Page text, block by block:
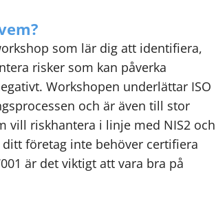
som lär dig att identifiera,
risker som kan påverka
Workshopen underlättar ISO
och är även till stor
vill riskhantera i linje med NIS2 och
ditt företag inte behöver certifiera
är det viktigt att vara bra på